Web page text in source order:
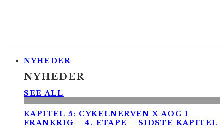
NYHEDER
NYHEDER
SEE ALL
KAPITEL 5: CYKELNERVEN X AOC I
FRANKRIG – 4. ETAPE – SIDSTE KAPITEL